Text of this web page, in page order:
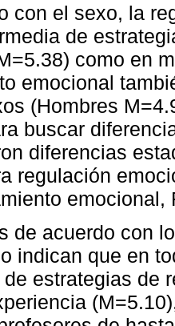
con el sexo, la
de
como en
emocional
(Hombres
buscar
diferencias
regulación
emocional,
de acuerdo con
indican que en
estrategias de